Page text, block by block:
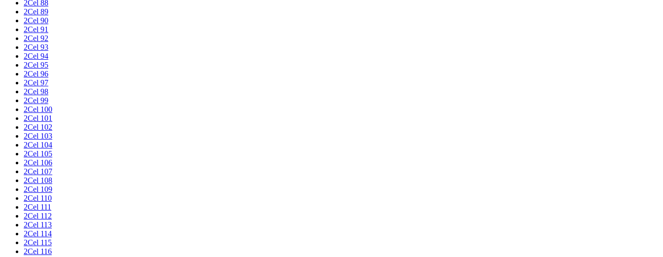
2Cel 88
2Cel 89
2Cel 90
2Cel 91
2Cel 92
2Cel 93
2Cel 94
2Cel 95
2Cel 96
2Cel 97
2Cel 98
2Cel 99
2Cel 100
2Cel 101
2Cel 102
2Cel 103
2Cel 104
2Cel 105
2Cel 106
2Cel 107
2Cel 108
2Cel 109
2Cel 110
2Cel 111
2Cel 112
2Cel 113
2Cel 114
2Cel 115
2Cel 116